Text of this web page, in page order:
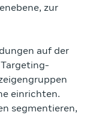
zur
auf der
einrichten.
segmentieren,